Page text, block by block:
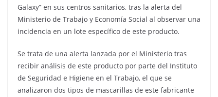
Galaxy” en sus centros sanitarios, tras la alerta del
Ministerio de Trabajo y Economía Social al observar una
incidencia en un lote específico de este producto.
Se trata de una alerta lanzada por el Ministerio tras
recibir análisis de este producto por parte del Instituto
de Seguridad e Higiene en el Trabajo, el que se
analizaron dos tipos de mascarillas de este fabricante